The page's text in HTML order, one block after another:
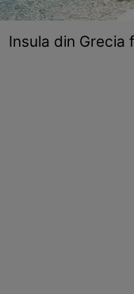
Insula din Grecia